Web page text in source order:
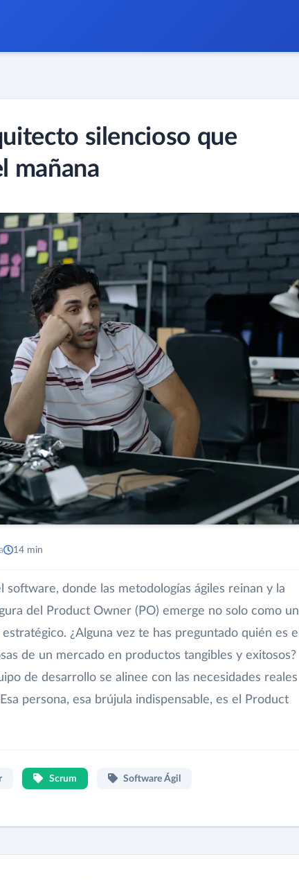
silencioso que
mañana
14 min
donde las metodologías ágiles reinan y la
del Product Owner (PO) emerge no solo como un
¿Alguna vez te has preguntado quién es el
de un mercado en productos tangibles y exitosos?
de desarrollo se alinee con las necesidades reales
persona, esa brújula indispensable, es el Product
Scrum Software Ágil